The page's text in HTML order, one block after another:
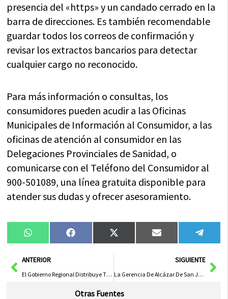
presencia del «https» y un candado cerrado en la
barra de direcciones. Es también recomendable
guardar todos los correos de confirmación y
revisar los extractos bancarios para detectar
cualquier cargo no reconocido.
Para más información o consultas, los
consumidores pueden acudir a las Oficinas
Municipales de Información al Consumidor, a las
oficinas de atención al consumidor en las
Delegaciones Provinciales de Sanidad, o
comunicarse con el Teléfono del Consumidor al
900-501089, una línea gratuita disponible para
atender sus dudas y ofrecer asesoramiento.
Compartir
en
WhatsAppCompartir
en
FacebookCompartir
en
X
(Twitter)
Compartir
en
Email
en
AntANTERIOR
El Gobierno Regional Distribuye Tiendas de Campaña de Primeros Auxilios a Agrupaciones de Protección Civil en Castilla-La Mancha
SIGUIENTE
La Gerencia De Alcázar De San Juan Colabora En El Primer Libro Sobre La Pseudoexfoliación
Otras Fuentes